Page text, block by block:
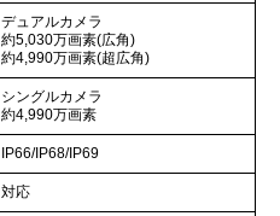
デュアルカメラ
約5,030万画素(広角)
約4,990万画素(超広角)
シングルカメラ
約4,990万画素
IP66/IP68/IP69
対応